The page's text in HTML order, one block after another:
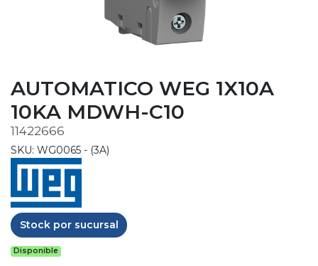
AUTOMATICO WEG 1X10A
10KA MDWH-C10
11422666
SKU: WG0065 - (3A)
Stock por sucursal
Disponible